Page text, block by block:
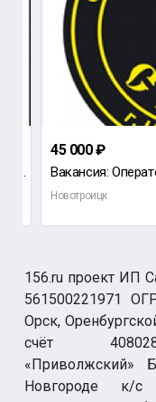
Вакансия: Охранник Обязанности: Обеспечение пропускного и внутриобъектового режима Требован
45 000 ₽
Новотроицк
156.ru проект ИП
561500221971
Орск,
счёт
Новгороде к/с